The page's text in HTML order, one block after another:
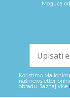
Moguća
Koristimo
naš newsletter
obradu. Saznaj više